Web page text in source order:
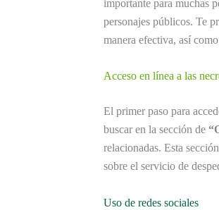
importante para muchas
personajes públicos. Te
manera efectiva, así
Acceso en línea a las
El primer paso para
buscar en la sección de
relacionadas. Esta
sobre el servicio de
Uso de redes sociales